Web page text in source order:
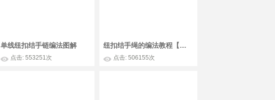
单线纽扣结手链编法图解
点击: 553251次
纽扣结手绳的编法教程【蓓蕾】
点击: 506155次